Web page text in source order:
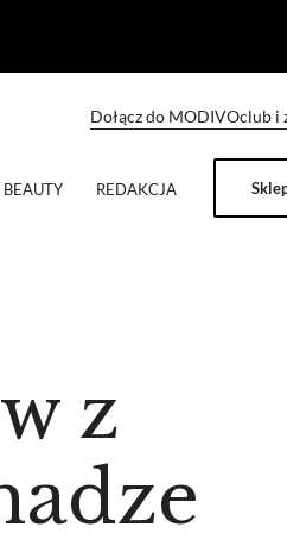
Dołącz do MODIVOclub i
BEAUTY REDAKCJA
z